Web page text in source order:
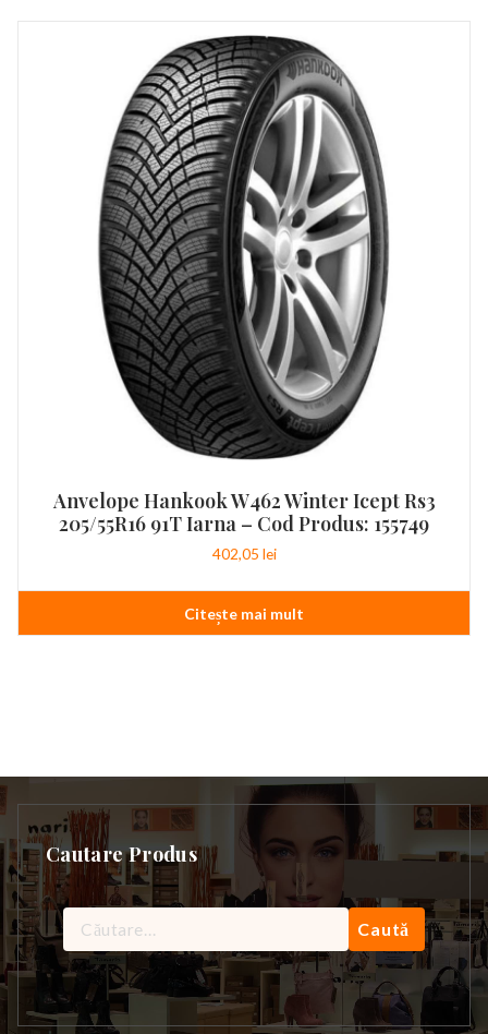
Anvelope Hankook W462 Winter Icept Rs3
205/55R16 91T Iarna – Cod Produs: 155749
402,05 lei
Citește mai mult
Cautare Produs
Caută
după: